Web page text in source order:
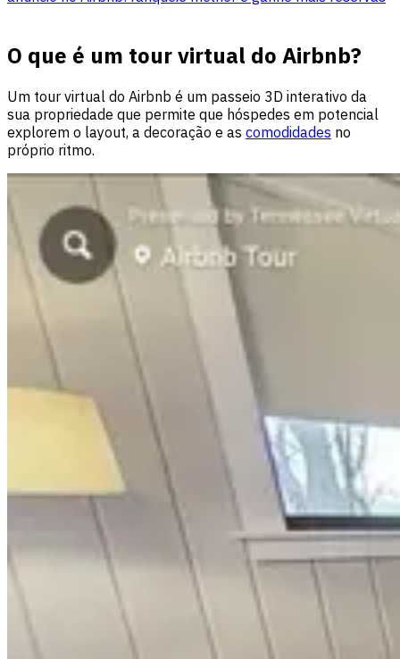
O que é um tour virtual do Airbnb?
Um tour virtual do Airbnb é um passeio 3D interativo da
sua propriedade que permite que hóspedes em potencial
explorem o layout, a decoração e as comodidades no
próprio ritmo.